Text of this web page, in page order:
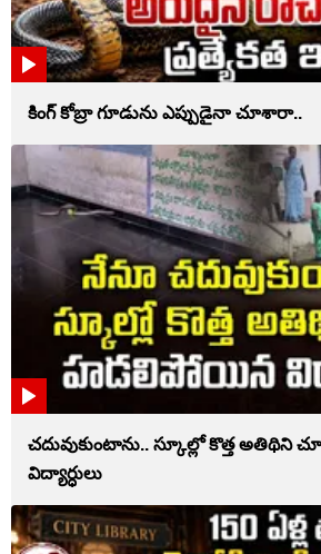
కింగ్ కోబ్రా గూడును ఎప్పుడైనా చూశారా..
చదువుకుంటాను.. స్కూల్లో కొత్త
విద్యార్ధులు